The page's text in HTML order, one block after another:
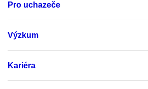
Pro uchazeče
Výzkum
Kariéra